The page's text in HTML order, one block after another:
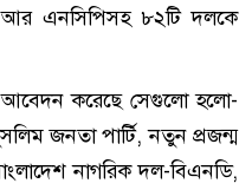
আর এনসিপিসহ ৮২টি দলকে
আবেদন করেছে সেগুলো হলো-
জনতা পার্টি, নতুন প্রজন্ম
নাগরিক দল-বিএনডি,